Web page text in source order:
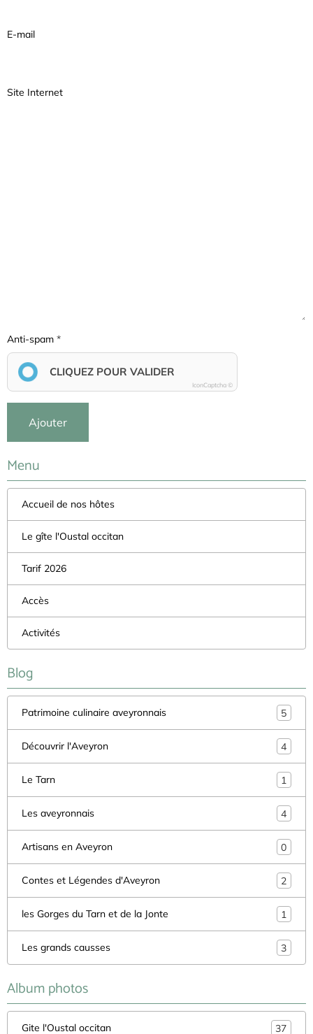
E-mail
Site Internet
Anti-spam
CLIQUEZ POUR VALIDER
IconCaptcha ©
Ajouter
Menu
Accueil de nos hôtes
Le gîte l'Oustal occitan
Tarif 2026
Accès
Activités
Blog
Patrimoine culinaire aveyronnais 5
Découvrir l'Aveyron 4
Le Tarn 1
Les aveyronnais 4
Artisans en Aveyron 0
Contes et Légendes d'Aveyron 2
les Gorges du Tarn et de la Jonte 1
Les grands causses 3
Album photos
Gite l'Oustal occitan 37